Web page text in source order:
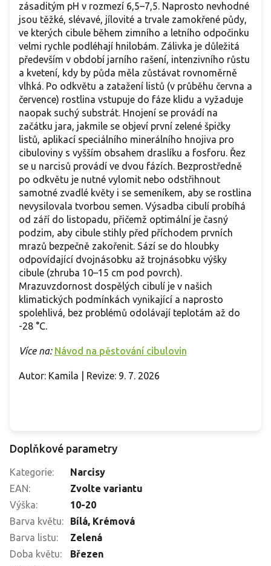
zásaditým pH v rozmezí 6,5–7,5. Naprosto nevhodné
jsou těžké, slévavé, jílovité a trvale zamokřené půdy,
ve kterých cibule během zimního a letního odpočinku
velmi rychle podléhají hnilobám. Zálivka je důležitá
především v období jarního rašení, intenzivního růstu
a kvetení, kdy by půda měla zůstávat rovnoměrně
vlhká. Po odkvětu a zatažení listů (v průběhu června a
července) rostlina vstupuje do fáze klidu a vyžaduje
naopak suchý substrát. Hnojení se provádí na
začátku jara, jakmile se objeví první zelené špičky
listů, aplikací speciálního minerálního hnojiva pro
cibuloviny s vyšším obsahem draslíku a fosforu. Řez
se u narcisů provádí ve dvou fázích. Bezprostředně
po odkvětu je nutné vylomit nebo odstřihnout
samotné zvadlé květy i se semeníkem, aby se rostlina
nevysilovala tvorbou semen. Výsadba cibulí probíhá
od září do listopadu, přičemž optimální je časný
podzim, aby cibule stihly před příchodem prvních
mrazů bezpečně zakořenit. Sází se do hloubky
odpovídající dvojnásobku až trojnásobku výšky
cibule (zhruba 10–15 cm pod povrch).
Mrazuvzdornost dospělých cibulí je v našich
klimatických podmínkách vynikající a naprosto
spolehlivá, bez problémů odolávají teplotám až do
-28 °C.
Více na: Návod na pěstování cibulovin
Autor: Kamila | Revize: 9. 7. 2026
Doplňkové parametry
Kategorie:
Narcisy
EAN:
Zvolte variantu
Výška:
10-20
Barva květu: Bílá, Krémová
Barva listu:
Zelená
Doba květu:
Březen